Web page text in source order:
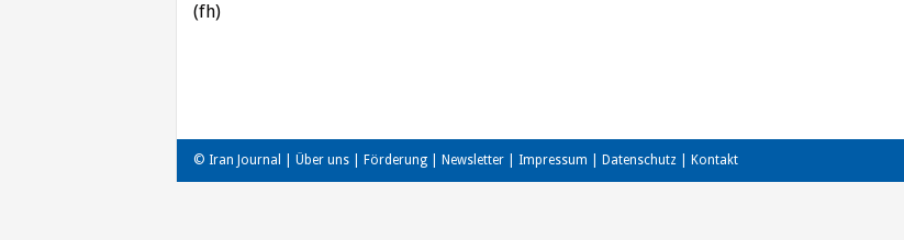
(fh)
© Iran Journal | Über uns Förderung Newsletter Impressum Datenschutz Kontakt